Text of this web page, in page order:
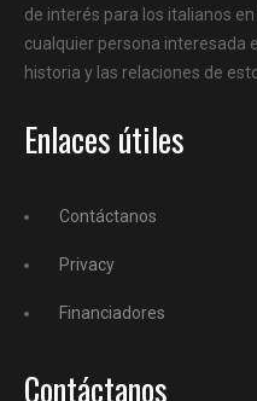
de interés para los italianos
cualquier persona interesada
historia y las relaciones de
Enlaces útiles
Contáctanos
Privacy
Financiadores
Contáctanos